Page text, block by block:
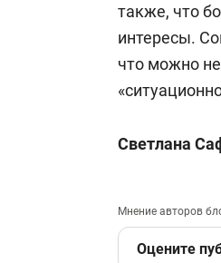
также, что
интересы.
что можно
Светлана
Мнение авторов
Оцените